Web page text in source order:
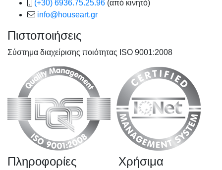
(+30) 6936.75.25.96 (από κινητό)
info@houseart.gr
Πιστοποιήσεις
Σύστημα διαχείρισης ποιότητας ISO 9001:2008
Πληροφορίες Χρήσιμα